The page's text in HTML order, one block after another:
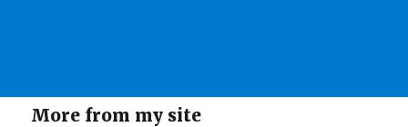
More from my site